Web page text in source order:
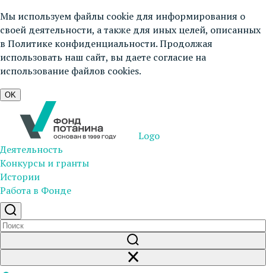
Мы используем файлы cookie для информирования о
своей деятельности, а также для иных целей, описанных
в Политике конфиденциальности. Продолжая
использовать наш сайт, вы даете согласие на
использование файлов cookies.
OK
Logo
Деятельность
Конкурсы и гранты
Истории
Работа в Фонде